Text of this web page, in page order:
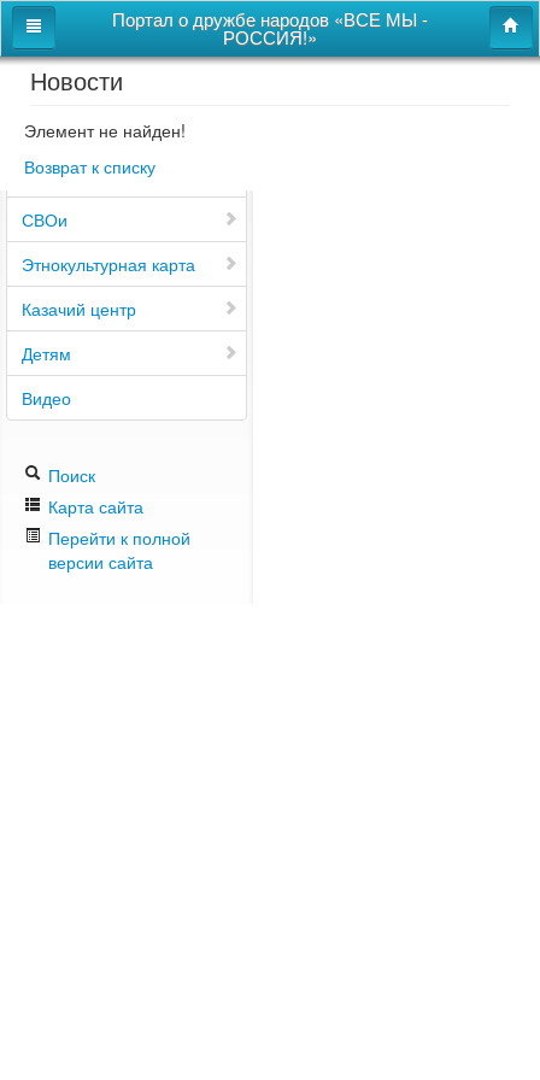
Портал о дружбе народов «ВСЕ МЫ -
РОССИЯ!»
Главная
Дом дружбы народов
Новости
СВОи
Этнокультурная карта
Казачий центр
Детям
Видео
Поиск
Карта сайта
Перейти к полной
версии сайта
Новости
Элемент не найден!
Возврат к списку